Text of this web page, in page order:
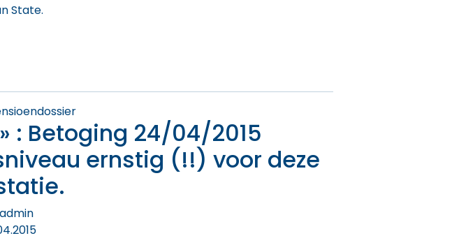
State.
: Betoging 24/04/2015
ernstig (!!) voor deze
admin